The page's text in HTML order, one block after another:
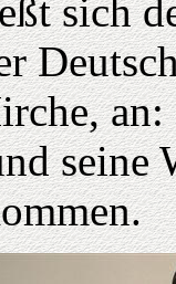
sich
seine